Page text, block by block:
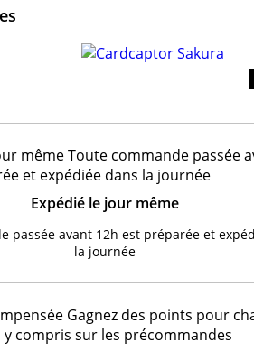
Expédié le jour même
passée avant 12h est préparée et
la journée